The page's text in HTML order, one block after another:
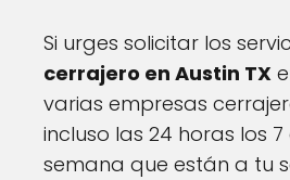
Si urges solicitar los
cerrajero en Austin TX
varias empresas
incluso las 24 horas los
semana que están a tu